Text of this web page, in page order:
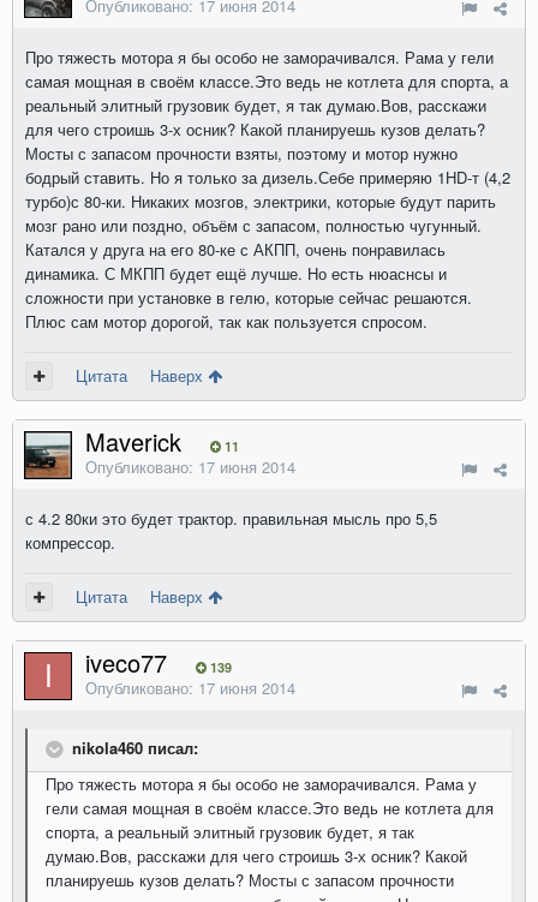
Опубликовано: 17 июня 2014
Про тяжесть мотора я бы особо не заморачивался. Рама у гели
самая мощная в своём классе.Это ведь не котлета для спорта, а
реальный элитный грузовик будет, я так думаю.Вов, расскажи
для чего строишь 3-х осник? Какой планируешь кузов делать?
Мосты с запасом прочности взяты, поэтому и мотор нужно
бодрый ставить. Но я только за дизель.Себе примеряю 1HD-т (4,2
турбо)с 80-ки. Никаких мозгов, электрики, которые будут парить
мозг рано или поздно, объём с запасом, полностью чугунный.
Катался у друга на его 80-ке с АКПП, очень понравилась
динамика. С МКПП будет ещё лучше. Но есть нюаснсы и
сложности при установке в гелю, которые сейчас решаются.
Плюс сам мотор дорогой, так как пользуется спросом.
Цитата Наверх
Maverick 11
Опубликовано: 17 июня 2014
с 4.2 80ки это будет трактор. правильная мысль про 5,5
компрессор.
Цитата Наверх
iveco77 139
Опубликовано: 17 июня 2014
nikola460 писал:
Про тяжесть мотора я бы особо не заморачивался. Рама у
гели самая мощная в своём классе.Это ведь не котлета для
спорта, а реальный элитный грузовик будет, я так
думаю.Вов, расскажи для чего строишь 3-х осник? Какой
планируешь кузов делать? Мосты с запасом прочности